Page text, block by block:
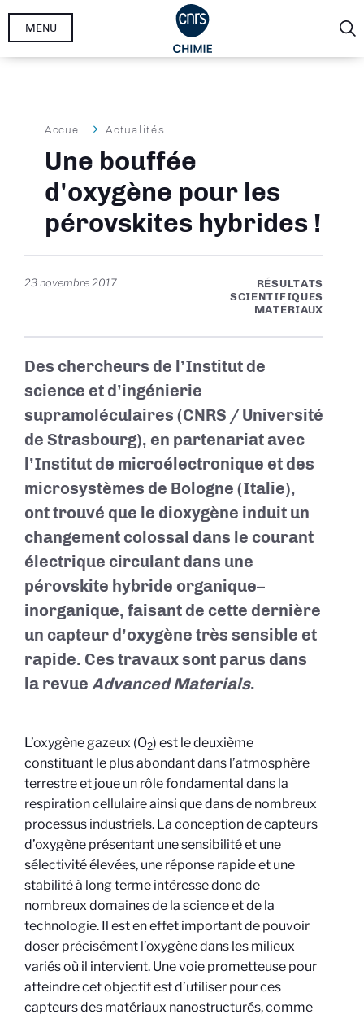
Aller
MENU
Fil
d'Ariane
Accueil Actualités
Une bouffée
d'oxygène pour les
pérovskites hybrides !
23 novembre 2017
RÉSULTATS
SCIENTIFIQUES
MATÉRIAUX
Des chercheurs de l’Institut de
science et d’ingénierie
supramoléculaires (CNRS / Université
de Strasbourg), en partenariat avec
l’Institut de microélectronique et des
microsystèmes de Bologne (Italie),
ont trouvé que le dioxygène induit un
changement colossal dans le courant
électrique circulant dans une
pérovskite hybride organique–
inorganique, faisant de cette dernière
un capteur d’oxygène très sensible et
rapide. Ces travaux sont parus dans
la revue Advanced Materials.
L’oxygène gazeux (O2) est le deuxième
constituant le plus abondant dans l’atmosphère
terrestre et joue un rôle fondamental dans la
respiration cellulaire ainsi que dans de nombreux
processus industriels. La conception de capteurs
d’oxygène présentant une sensibilité et une
sélectivité élevées, une réponse rapide et une
stabilité à long terme intéresse donc de
nombreux domaines de la science et de la
technologie. Il est en effet important de pouvoir
doser précisément l’oxygène dans les milieux
variés où il intervient. Une voie prometteuse pour
atteindre cet objectif est d’utiliser pour ces
capteurs des matériaux nanostructurés, comme